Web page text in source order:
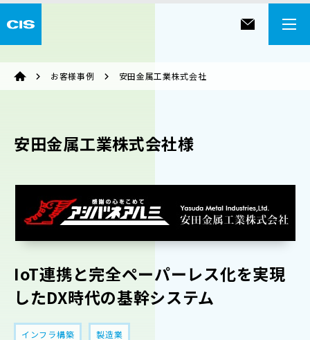
お客様事例 安田金属工業株式会社
安田金属工業株式会社様
IoT連携と完全ペーパーレス化を実現
したDX時代の基幹システム
インフラ構築 製造業